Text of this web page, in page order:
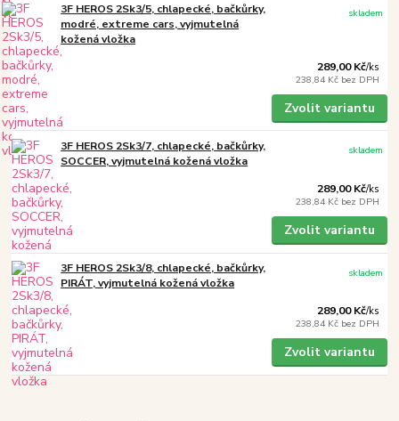
3F HEROS 2Sk3/5, chlapecké, bačkůrky,
modré, extreme cars, vyjmutelná
kožená vložka
289,00 Kč/ks
238,84 Kč bez DPH
skladem
Zvolit variantu
3F HEROS 2Sk3/7, chlapecké, bačkůrky,
SOCCER, vyjmutelná kožená vložka
289,00 Kč/ks
238,84 Kč bez DPH
skladem
Zvolit variantu
3F HEROS 2Sk3/8, chlapecké, bačkůrky,
PIRÁT, vyjmutelná kožená vložka
289,00 Kč/ks
238,84 Kč bez DPH
skladem
Zvolit variantu